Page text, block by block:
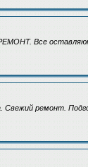
Все
Свежий ремонт.